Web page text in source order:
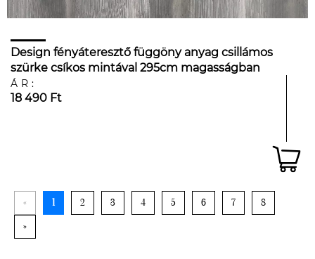
Design fényáteresztő függöny anyag csillámos
szürke csíkos mintával 295cm magasságban
ÁR:
18 490 Ft
« 1 2 3 4 5 6 7
8
»